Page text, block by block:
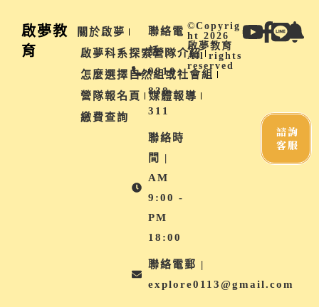
啟夢教
育
關於啟夢
啟夢科系探索營隊介紹
怎麼選擇自然組或社會組
營隊報名頁
媒體報導
繳費查詢
聯絡電
話 |
0910-
838-
311
聯絡時
間 |
AM
9:00 -
PM
18:00
聯絡電郵 |
explore0113@gmail.com
©Copyrig
ht 2026
啟夢教育
All rights
reserved
諮詢
客服